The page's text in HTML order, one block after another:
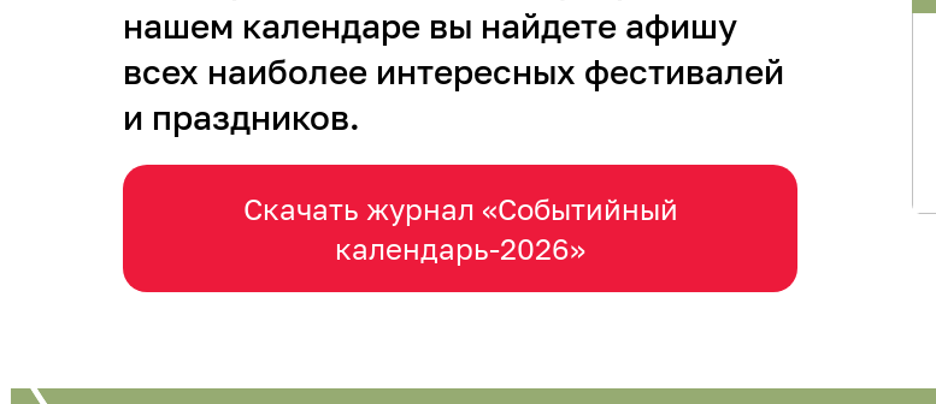
нашем календаре вы найдете афишу
всех наиболее интересных фестивалей
и праздников.
Скачать журнал «Событийный
календарь-2026»